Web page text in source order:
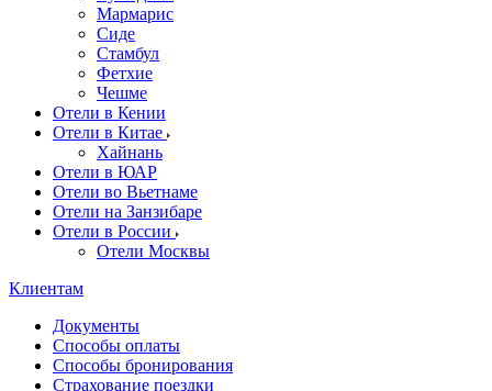
Мармарис
Сиде
Стамбул
Фетхие
Чешме
Отели в Кении
Отели в Китае
Хайнань
Отели в ЮАР
Отели во Вьетнаме
Отели на Занзибаре
Отели в России
Отели Москвы
Клиентам
Документы
Способы оплаты
Способы бронирования
Страхование поездки